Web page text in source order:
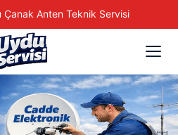
Anten Teknik Servisi